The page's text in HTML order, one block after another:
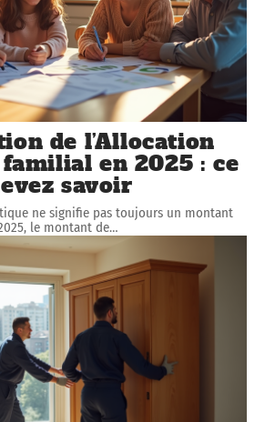
de l’Allocation
en 2025 : ce
savoir
ne signifie pas toujours un montant
le montant de…